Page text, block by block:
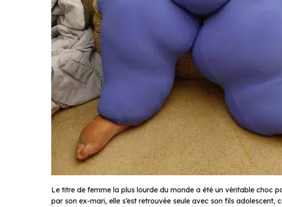
Le titre de femme la plus lourde du monde a été un véritable choc
par son ex-mari, elle s’est retrouvée seule avec son fils adolescent,